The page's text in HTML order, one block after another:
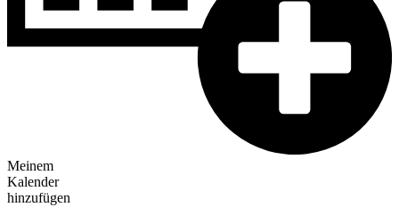
Meinem
Kalender
hinzufügen